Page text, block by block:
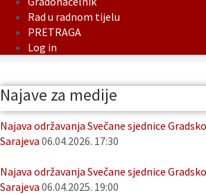
Rad u radnom tijelu
PRETRAGA
Log in
Najave za medije
Najava održavanja Svečane sjednice
Sarajeva 06.04.2026. 17:30
Najava održavanja Svečane sjednice
Sarajeva 06.04.2025. 19:00